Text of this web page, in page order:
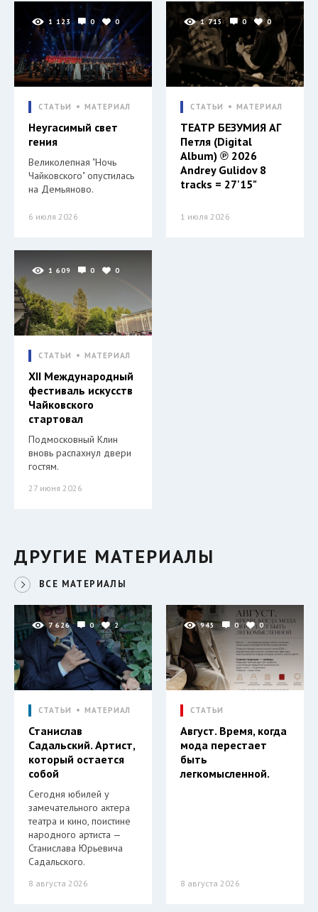
1 123 0 0
СТАТЬИ МАТЕРИАЛ
Неугасимый свет
гения
Великолепная "Ночь
Чайковского" опустилась
на Демьяново.
6 июля 2026
1 715 0 0
СТАТЬИ МАТЕРИАЛ
ТЕАТР БЕЗУМИЯ АГ
Петля (Digital
Album) ℗ 2026
Andrey Gulidov 8
tracks = 27'15"
1 июля 2026
1 609 0 0
СТАТЬИ МАТЕРИАЛ
XII Международный
фестиваль искусств
Чайковского
стартовал
Подмосковный Клин
вновь распахнул двери
гостям.
27 июня 2026
ДРУГИЕ МАТЕРИАЛЫ
ВСЕ МАТЕРИАЛЫ
7 626 0 2
СТАТЬИ МАТЕРИАЛ
Станислав
Садальский. Артист,
который остается
собой
Сегодня юбилей у
замечательного актера
театра и кино, поистине
народного артиста —
Станислава Юрьевича
Садальского.
8 августа 2026
945 0 0
СТАТЬИ
Август. Время, когда
мода перестает
быть
легкомысленной.
8 августа 2026